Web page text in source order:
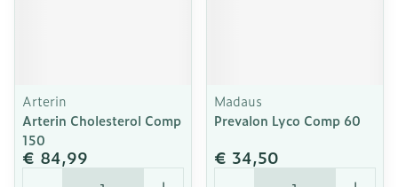
Arterin
Arterin Cholesterol Comp
150
€ 84,99
Aantal
Madaus
Prevalon Lyco Comp 60
€ 34,50
Aantal